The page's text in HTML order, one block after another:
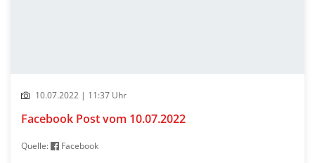
10.07.2022 | 11:37 Uhr
Facebook Post vom 10.07.2022
Quelle: Facebook